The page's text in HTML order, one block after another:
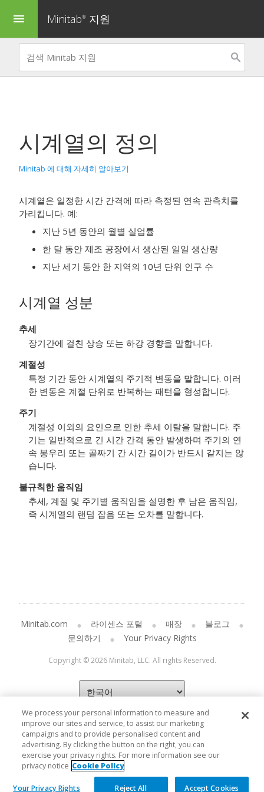
menu Minitab® 지원
시계열의 정의
Minitab 에 대해 자세히 알아보기
시계열은 일정한 시간 간격에 따라 측정된 연속 관측치를
가리킵니다. 예:
지난 5년 동안의 월별 실업률
한 달 동안 제조 공장에서 생산된 일일 생산량
지난 세기 동안 한 지역의 10년 단위 인구 수
시계열 성분
추세
장기간에 걸친 상승 또는 하강 경향을 말합니다.
계절성
특정 기간 동안 시계열의 주기적 변동을 말합니다. 이러
한 변동은 계절 단위로 반복하는 패턴을 형성합니다.
주기
계절성 이외의 요인으로 인한 추세 이탈을 말합니다. 주
기는 일반적으로 긴 시간 간격 동안 발생하며 주기의 연
속 봉우리 또는 골짜기 간 시간 길이가 반드시 같지는 않
습니다.
불규칙한 움직임
추세, 계절 및 주기별 움직임을 설명한 후 남은 움직임,
즉 시계열의 랜덤 잡음 또는 오차를 말합니다.
Minitab.com 라이센스 포털 매장
블로그
문의하기
Your Privacy Rights
Copyright © 2026 Minitab, LLC. All rights Reserved.
We process your personal information to measure and
improve our sites and service, to assist our marketing
campaigns and to provide personalised content and
advertising. By clicking the button on the right, you can
exercise your privacy rights. For more information see our
privacy notice Cookie Policy
Your Privacy Rights Reject All Accept Cookies